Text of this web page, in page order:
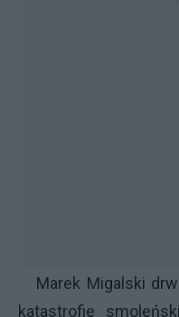
Marek Migalski
katastrofie